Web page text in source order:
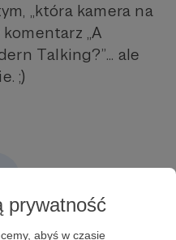
prywatność
abyś w czasie
„która kamera na
„A
Talking?”... ale
;)
dla Patronów